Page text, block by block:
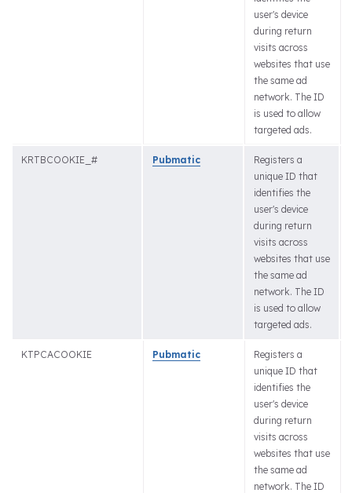
user's device
during return
visits across
websites that use
the same ad
network. The ID
is used to allow
targeted ads.
KRTBCOOKIE_# Pubmatic
Registers a
unique ID that
identifies the
user's device
during return
visits across
websites that use
the same ad
network. The ID
is used to allow
targeted ads.
KTPCACOOKIE Pubmatic
Registers a
unique ID that
identifies the
user's device
during return
visits across
websites that use
the same ad
network. The ID